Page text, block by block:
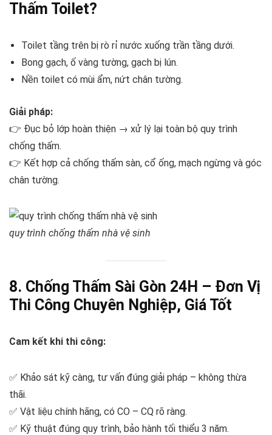
Thấm Toilet?
Toilet tầng trên bị rò rỉ nước xuống trần tầng dưới.
Bong gạch, ố vàng tường, gạch bị lún.
Nền toilet có mùi ẩm, nứt chân tường.
Giải pháp:
👉 Đục bỏ lớp hoàn thiện → xử lý lại toàn bộ quy trình
chống thấm.
👉 Kết hợp cả chống thấm sàn, cổ ống, mạch ngừng và góc
chân tường.
quy trình chống thấm nhà vệ sinh
8. Chống Thấm Sài Gòn 24H – Đơn Vị
Thi Công Chuyên Nghiệp, Giá Tốt
Cam kết khi thi công:
✅ Khảo sát kỹ càng, tư vấn đúng giải pháp – không thừa
thãi.
✅ Vật liệu chính hãng, có CO – CQ rõ ràng.
✅ Kỹ thuật đúng quy trình, bảo hành tối thiểu 3 năm.